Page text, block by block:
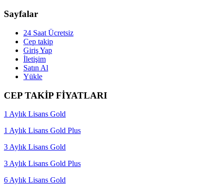
Sayfalar
24 Saat Ücretsiz
Cep takip
Giriş Yap
İletişim
Satın Al
Yükle
CEP TAKİP FİYATLARI
1 Aylık Lisans Gold
1 Aylık Lisans Gold Plus
3 Aylık Lisans Gold
3 Aylık Lisans Gold Plus
6 Aylık Lisans Gold